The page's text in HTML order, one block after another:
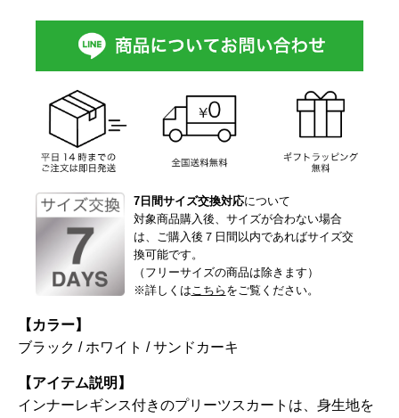
7日間サイズ交換対応について
対象商品購入後、サイズが合わない場合
は、ご購入後７日間以内であればサイズ交
換可能です。
（フリーサイズの商品は除きます）
※詳しくは こちら をご覧ください。
【カラー】
ブラック / ホワイト / サンドカーキ
【アイテム説明】
インナーレギンス付きのプリーツスカートは、身生地を